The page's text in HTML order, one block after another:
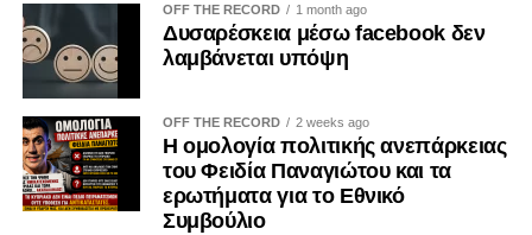
OFF THE RECORD 1 month ago
Δυσαρέσκεια μέσω facebook δεν
λαμβάνεται υπόψη
OFF THE RECORD 2 weeks ago
Η ομολογία πολιτικής ανεπάρκειας
του Φειδία Παναγιώτου και τα
ερωτήματα για το Εθνικό
Συμβούλιο